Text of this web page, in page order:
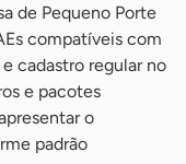
de Pequeno Porte
compatíveis com
cadastro regular no
e pacotes
o
padrão